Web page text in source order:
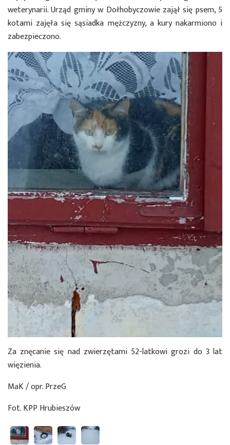
weterynarii. Urząd gminy w Dołhobyczowie zajął się psem, 5
kotami zajęła się sąsiadka mężczyzny, a kury nakarmiono i
zabezpieczono.
Za znęcanie się nad zwierzętami 52-latkowi grozi do 3 lat
więzienia.
MaK / opr. PrzeG
Fot. KPP Hrubieszów